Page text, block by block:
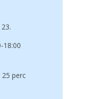
18:00
perc